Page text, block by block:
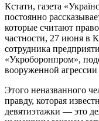
Кстати, газета
постоянно
которые считают
частности, 27 июня в
сотрудника
«Укроборонпром»,
вооруженной
Этого неназванного
правду, которая
девятиэтажки — это